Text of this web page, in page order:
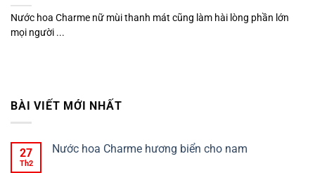
Nước hoa Charme nữ mùi thanh mát cũng làm hài lòng phần lớn
mọi người ...
BÀI VIẾT MỚI NHẤT
27
Th2
Nước hoa Charme hương biển cho nam